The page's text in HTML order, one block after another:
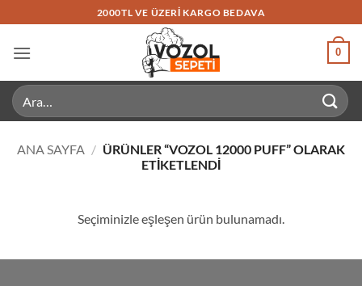
atla
2000TL VE ÜZERI KARGO BEDAVA
0
Ara:
ANA SAYFA / ÜRÜNLER “VOZOL 12000 PUFF” OLARAK
ETIKETLENDI
Seçiminizle eşleşen ürün bulunamadı.